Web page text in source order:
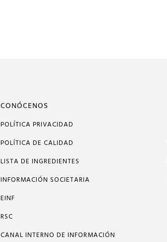
CONÓCENOS
POLÍTICA PRIVACIDAD
POLÍTICA DE CALIDAD
LISTA DE INGREDIENTES
INFORMACIÓN SOCIETARIA
EINF
RSC
CANAL INTERNO DE INFORMACIÓN